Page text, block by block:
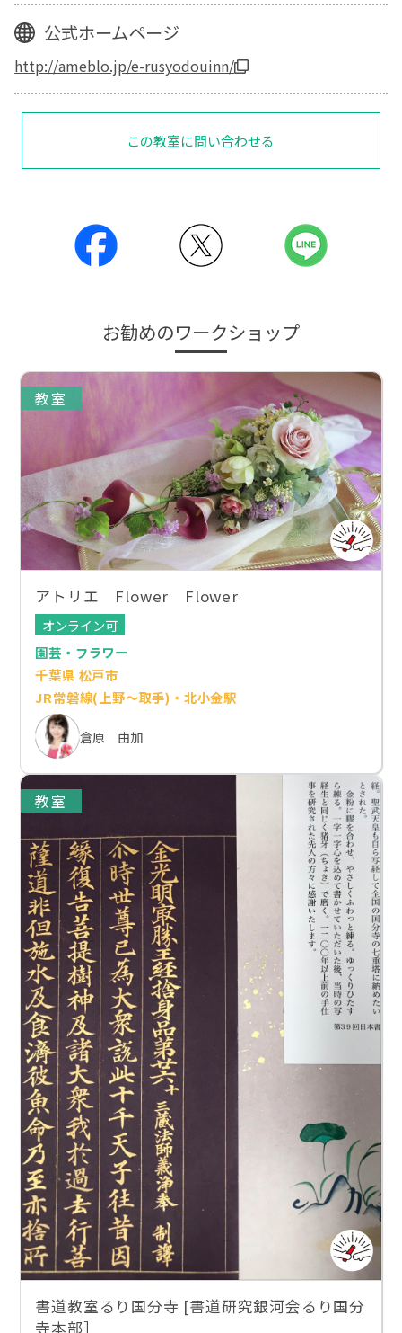
公式ホームページ
http://ameblo.jp/e-rusyodouinn/
この教室に問い合わせる
お勧めのワークショップ
教室
アトリエ Flower Flower
オンライン可
園芸・フラワー
千葉県 松戸市
JR常磐線(上野～取手)・北小金駅
倉原 由加
教室
書道教室るり国分寺 [書道研究銀河会るり国分
寺本部］